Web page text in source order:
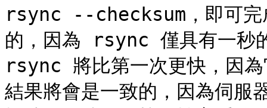
rsync --checksum，即可完
的，因為 rsync 僅具有一秒
rsync 將比第一次更快，因為
結果將會是一致的，因為伺服